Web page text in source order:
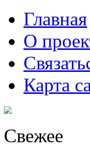
Главная
О
Карта
Свежее